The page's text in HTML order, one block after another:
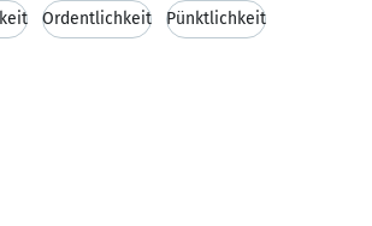
Ordentlichkeit Pünktlichkeit